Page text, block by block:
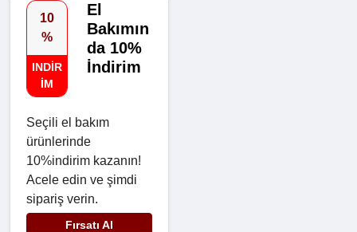
10
%
INDIR
IM
El
Bakımın
da 10%
İndirim
Seçili el bakım
ürünlerinde
10%indirim kazanın!
Acele edin ve şimdi
sipariş verin.
Fırsatı Al